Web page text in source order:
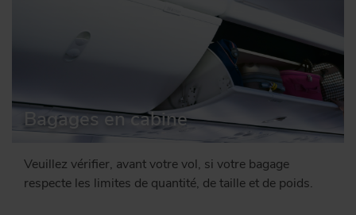
Bagages en cabine
Veuillez vérifier, avant votre vol, si votre bagage
respecte les limites de quantité, de taille et de poids.